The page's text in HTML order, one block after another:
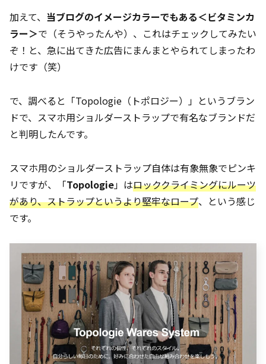
加えて、 当ブログのイメージカラーでもある＜ビタミンカ
ラー＞で（そうやったんや）、これはチェックしてみたい
ぞ！と、急に出てきた広告にまんまとやられてしまったわ
けです（笑）
で、調べると「Topologie（トポロジー）」というブラン
ドで、スマホ用ショルダーストラップで有名なブランドだ
と判明したんです。
スマホ用のショルダーストラップ自体は有象無象でピンキ
リですが、「Topologie」はロッククライミングにルーツ
があり、ストラップというより堅牢なロープ、という感じ
です。